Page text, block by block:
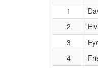
1
2
3
4